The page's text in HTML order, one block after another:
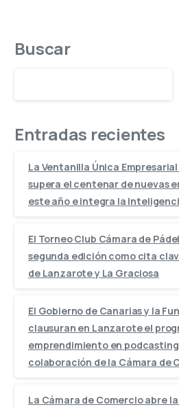
Buscar
Entradas recientes
La Ventanilla Única
supera el centenar de nuevas
este año e integra la
El Torneo Club Cámara de
segunda edición como cita
de Lanzarote y La Graciosa
El Gobierno de Canarias y la
clausuran en Lanzarote el
emprendimiento en
colaboración de la Cámara de
La Cámara de Comercio abre